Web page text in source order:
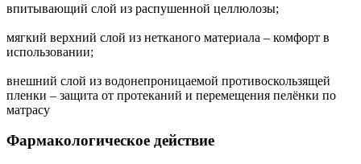
впитывающий слой из распушенной целлюлозы;
мягкий верхний слой из нетканого материала – комфорт в
использовании;
внешний слой из водонепроницаемой противоскользящей
пленки – защита от протеканий и перемещения пелёнки по
матрасу
Фармакологическое действие